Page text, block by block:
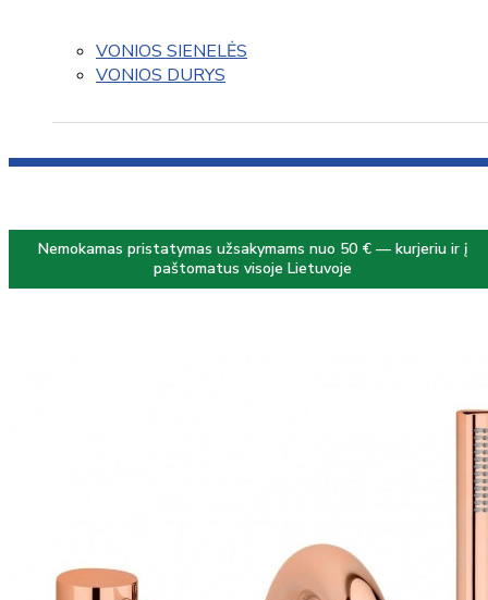
VONIOS SIENELĖS
VONIOS DURYS
Nemokamas pristatymas užsakymams nuo 50 € — kurjeriu ir į
paštomatus visoje Lietuvoje